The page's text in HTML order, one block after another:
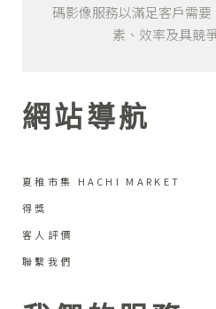
碼影像服務以滿足客戶需
素、效率及具競
網站導航
夏稚市集 HACHI MARKET
得獎
客人評價
聯繫我們